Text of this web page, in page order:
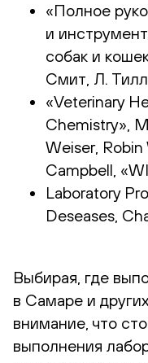
«Полное
и
собак и
Смит, Л.
«Veterinary
Chemistry»,
Weiser, Robin
Campbell,
Laboratory
Deseases,
Выбирая, где
в Самаре и
внимание, что
выполнения